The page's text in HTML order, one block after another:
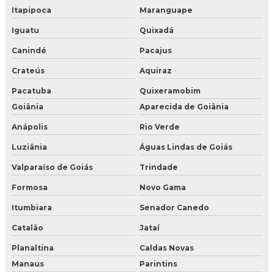
Itapipoca Maranguape
Iguatu Quixadá
Canindé Pacajus
Crateús Aquiraz
Pacatuba
Quixeramobim
Goiânia
Aparecida de Goiânia
Anápolis Rio Verde
Luziânia Águas Lindas de Goiás
Valparaíso de Goiás Trindade
Formosa Novo Gama
Itumbiara Senador Canedo
Catalão Jataí
Planaltina
Caldas Novas
Manaus
Parintins